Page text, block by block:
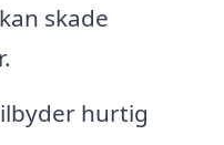
skade
hurtig